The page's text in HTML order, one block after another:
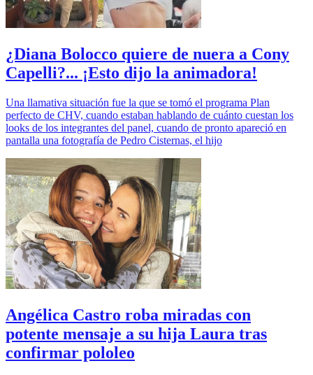
¿Diana Bolocco quiere de nuera a Cony
Capelli?... ¡Esto dijo la animadora!
Una llamativa situación fue la que se tomó el programa Plan
perfecto de CHV, cuando estaban hablando de cuánto cuestan los
looks de los integrantes del panel, cuando de pronto apareció en
pantalla una fotografía de Pedro Cisternas, el hijo
Angélica Castro roba miradas con
potente mensaje a su hija Laura tras
confirmar pololeo